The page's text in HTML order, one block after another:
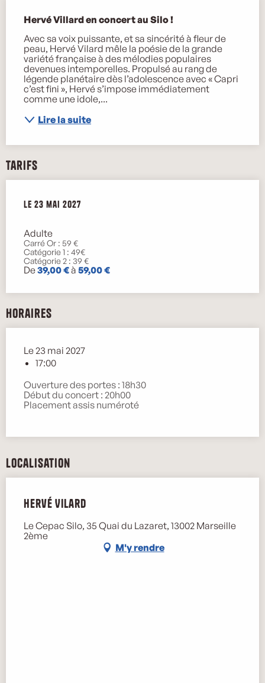
Hervé Villard en concert au Silo !
Avec sa voix puissante, et sa sincérité à fleur de
peau, Hervé Vilard mêle la poésie de la grande
variété française à des mélodies populaires
devenues intemporelles. Propulsé au rang de
légende planétaire dès l’adolescence avec « Capri
c’est fini », Hervé s’impose immédiatement
comme une idole,...
Lire la suite
Tarifs
Le 23 mai 2027
Le 23 mai 2027
Adulte
Carré Or : 59 €
Catégorie 1 : 49€
Catégorie 2 : 39 €
De39,00 €à 59,00 €
Horaires
Le 23 mai 2027
17:00
Ouverture des portes : 18h30
Début du concert : 20h00
Placement assis numéroté
Localisation
Hervé Vilard
Le Cepac Silo, 35 Quai du Lazaret, 13002 Marseille
2ème
M'y rendre